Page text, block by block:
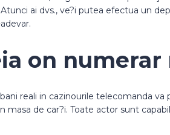
ai dvs., ve?i putea efectua un
on numerar
reali in cazinourile telecomanda
masa de car?i. Toate actor sunt